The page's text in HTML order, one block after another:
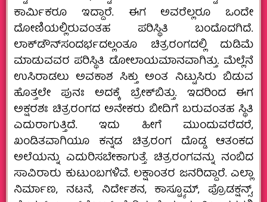
ಕಾರ್ಮಿಕರೂ ಇದ್ದಾರೆ. ಈಗ ಅವರೆಲ್ಲರೂ ಒಂದೇ
ದೋಣಿಯಲ್ಲಿರುವಂತಹ ಪರಿಸ್ಥಿತಿ ಬಂದೊದಗಿದೆ.
ಲಾಕ್‌ಡೌನ್‌ಸಂದರ್ಭದಲ್ಲಂತೂ ಚಿತ್ರರಂಗದಲ್ಲಿ ದುಡಿಮೆ
ಮಾಡುವವರ ಪರಿಸ್ಥಿತಿ ಡೋಲಾಯಮಾನವಾಗಿತ್ತು. ಮೆಲ್ಲೆನೆ
ಉಸಿರಾಡಲು ಅವಕಾಶ ಸಿಕ್ತು ಅಂತ ನಿಟ್ಟುಸಿರು ಬಿಡುವ
ಹೊತ್ತಲೇ ಪುನಃ ಅದಕ್ಕೆ ಬ್ರೇಕ್‌ಬಿತ್ತು. ಇದರಿಂದ ಈಗ
ಅಕ್ಷರಶಃ ಚಿತ್ರರಂಗದ ಅನೇಕರು ಬೀದಿಗೆ ಬರುವಂತಹ ಸ್ಥಿತಿ
ಎದುರಾಗುತ್ತಿದೆ. ಇದು ಹೀಗೆ ಮುಂದುವರೆದರೆ,
ಖಂಡಿತವಾಗಿಯೂ ಕನ್ನಡ ಚಿತ್ರರಂಗ ದೊಡ್ಡ ಆತಂಕದ
ಅಲೆಯನ್ನು ಎದುರಿಸಬೇಕಾಗುತ್ತೆ. ಚಿತ್ರರಂಗವನ್ನು ನಂಬಿದ
ಸಾವಿರಾರು ಕುಟುಂಬಗಳಿವೆ. ಲಕ್ಷಾಂತರ ಜನರಿದ್ದಾರೆ. ಎಲ್ಲಾ
ನಿರ್ಮಾಣ, ನಟನೆ, ನಿರ್ದೇಶನ, ಕಾಸ್ಟ್ಯೂಮ್‌, ಪ್ರೊಡಕ್ಷನ್ಸ್‌,